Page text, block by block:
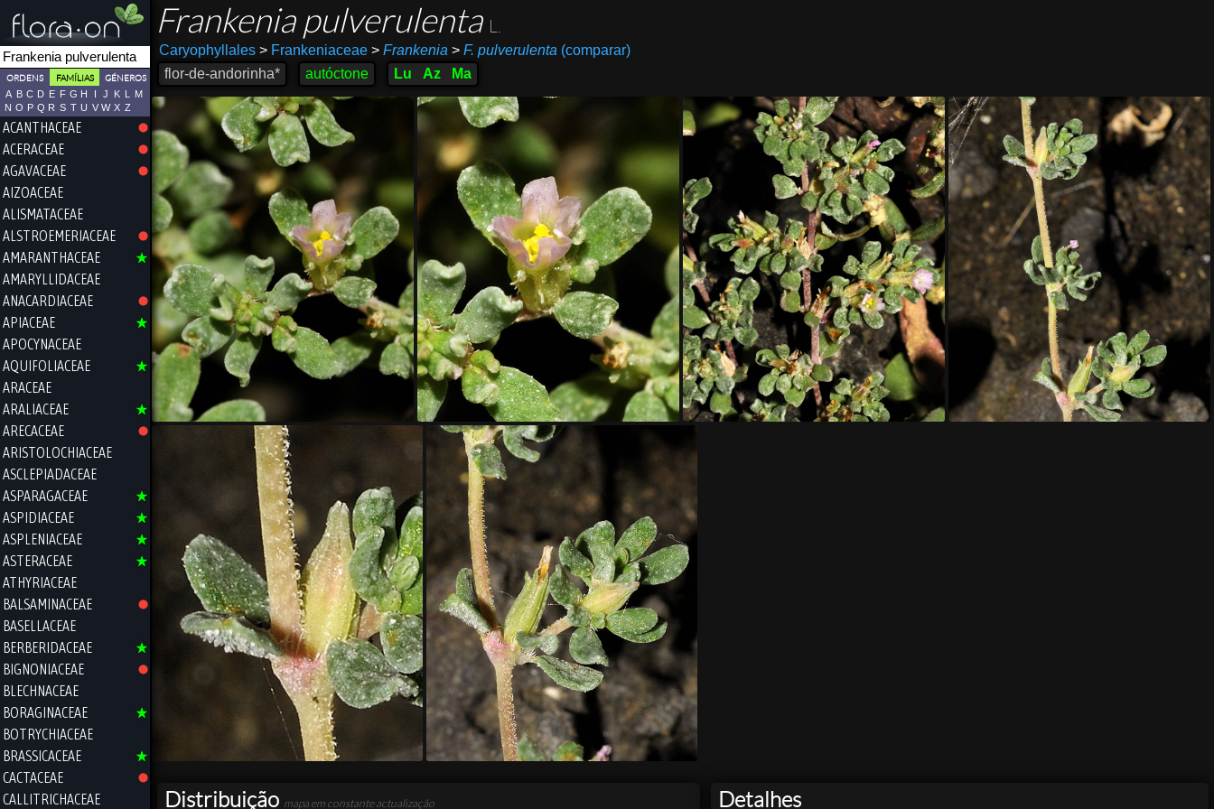
ORDENS FAMÍLIAS GÉNEROS
A B C D E F G H I J K L
M
N O P Q R S T U V W X Z
ACANTHACEAE
ACERACEAE
AGAVACEAE
AIZOACEAE
ALISMATACEAE
ALSTROEMERIACEAE
AMARANTHACEAE
AMARYLLIDACEAE
ANACARDIACEAE
APIACEAE
APOCYNACEAE
AQUIFOLIACEAE
ARACEAE
ARALIACEAE
ARECACEAE
ARISTOLOCHIACEAE
ASCLEPIADACEAE
ASPARAGACEAE
ASPIDIACEAE
ASPLENIACEAE
ASTERACEAE
ATHYRIACEAE
BALSAMINACEAE
BASELLACEAE
BERBERIDACEAE
BIGNONIACEAE
BLECHNACEAE
BORAGINACEAE
BOTRYCHIACEAE
BRASSICACEAE
CACTACEAE
CALLITRICHACEAE
Frankenia pulverulenta
Caryophyllales >Frankeniaceae > Frankenia > F. pulverulenta (comparar)
flor-de-andorinha*
autóctone Lu Az Ma
Distribuição mapa em constante actualização Detalhes